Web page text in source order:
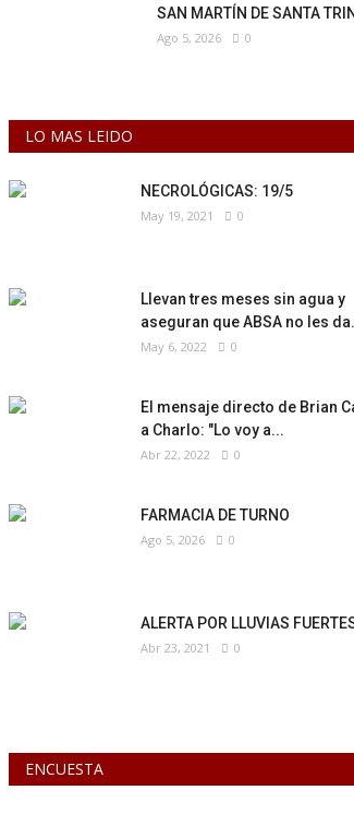
SAN MARTÍN DE SANTA
Ago 5, 2026 0
LO MAS LEIDO
NECROLÓGICAS: 19/5
May 19, 2021 0
Llevan tres meses sin agua y
aseguran que ABSA no les
May 6, 2022 0
El mensaje directo de Brian
a Charlo: "Lo voy a...
Abr 22, 2022 0
FARMACIA DE TURNO
Ago 5, 2026 0
ALERTA POR LLUVIAS
Abr 23, 2021 0
ENCUESTA